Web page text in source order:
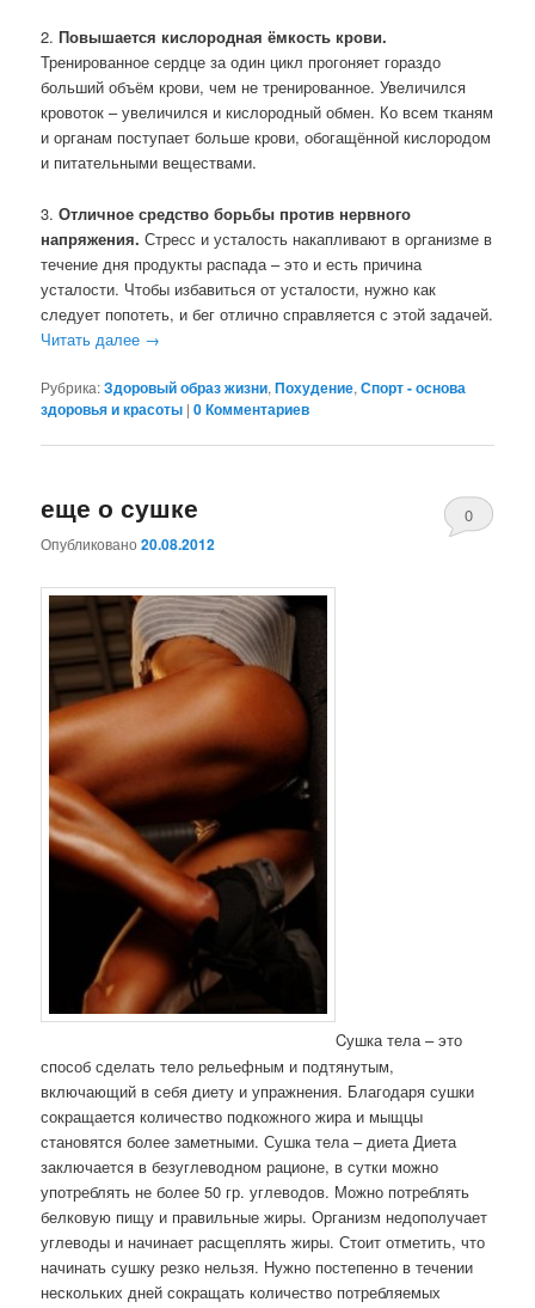
2.Повышается кислородная ёмкость крови.
Тренированное сердце за один цикл прогоняет гораздо
больший объём крови, чем не тренированное. Увеличился
кровоток – увеличился и кислородный обмен. Ко всем тканям
и органам поступает больше крови, обогащённой кислородом
и питательными веществами.
3.Отличное средство борьбы против нервного
напряжения. Стресс и усталость накапливают в организме в
течение дня продукты распада – это и есть причина
усталости. Чтобы избавиться от усталости, нужно как
следует попотеть, и бег отлично справляется с этой задачей.
Читать далее →
Рубрика:Здоровый образ жизни,Похудение,Спорт - основа
здоровья и красоты |0 Комментариев
еще о сушке
Опубликовано20.08.2012
0
Cушка тела – это
способ сделать тело рельефным и подтянутым,
включающий в себя диету и упражнения. Благодаря сушки
сокращается количество подкожного жира и мыщцы
становятся более заметными. Сушка тела – диета Диета
заключается в безуглеводном рационе, в сутки можно
употреблять не более 50 гр. углеводов. Можно потреблять
белковую пищу и правильные жиры. Организм недополучает
углеводы и начинает расщеплять жиры. Стоит отметить, что
начинать сушку резко нельзя. Нужно постепенно в течении
нескольких дней сокращать количество потребляемых